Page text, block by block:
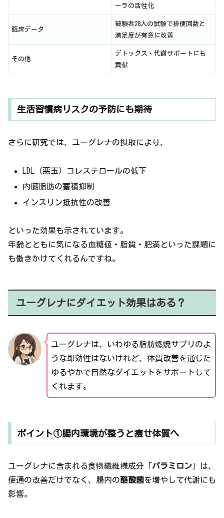
ーラの活性化
臨床データ
被験者28人の試験で排便回数と
満足度が有意に改善
その他
デトックス・代謝サポートにも
貢献
生活習慣病リスクの予防にも期待
さらに研究では、ユーグレナの摂取により、
LDL（悪玉）コレステロールの低下
内臓脂肪の蓄積抑制
インスリン抵抗性の改善
といった効果も示されています。
年齢とともに気になる血糖値・脂質・肥満といった課題に
も働きかけてくれるんですね。
ユーグレナにダイエット効果はある？
ユーグレナは、いわゆる脂肪燃焼サプリのよ
うな即効性はないけれど、体質改善を通じた
ゆるやかで自然なダイエットをサポートして
くれます。
ポイント①腸内環境が整うと痩せ体質へ
ユーグレナに含まれる食物繊維様成分「パラミロン 」は、
便通の改善だけでなく、腸内の酪酸菌を増やして代謝にも
影響。